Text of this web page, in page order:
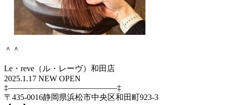
＾＾
Le・reve（ル・レーヴ）和田店
2025.1.17 NEW OPEN
‡—————————————–‡
〒435-0016静岡県浜松市中央区和田町923-3